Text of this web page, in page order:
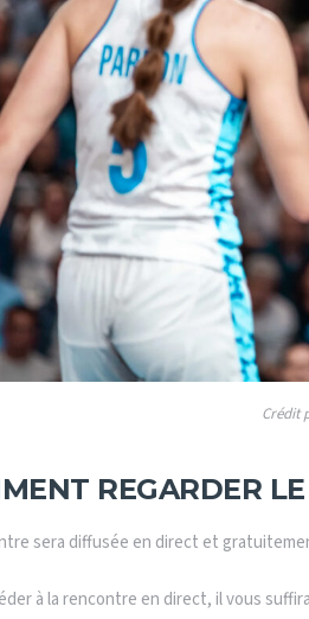
Crédit
REGARDER
sera diffusée en direct et
à la rencontre en direct, il vous